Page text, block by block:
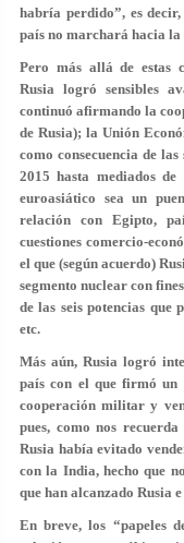
habría perdido”, es
país no marchará hacia
Pero más allá de estas
Rusia logró sensibles
continuó afirmando la
de Rusia); la Unión
como consecuencia de
2015 hasta mediados
euroasiático sea un
relación con Egipto,
cuestiones comercio-
el que (según acuerdo)
segmento nuclear con
de las seis potencias que
etc.
Más aún, Rusia logró
país con el que firmó un
cooperación militar y
pues, como nos
Rusia había evitado
con la India, hecho que
que han alcanzado Rusia
En breve, los “papeles